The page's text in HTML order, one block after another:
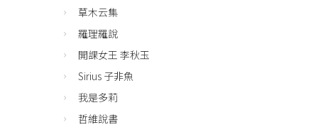
草木云集
羅理羅說
開課女王 李秋玉
Sirius 子非魚
我是多莉
哲維說書